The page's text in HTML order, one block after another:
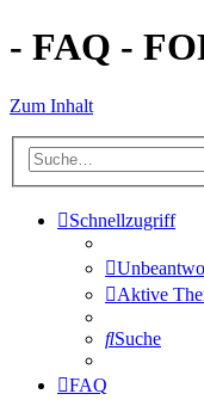
- FAQ -
Zum Inhalt
Schnellzugriff
Aktive
Suche
FAQ